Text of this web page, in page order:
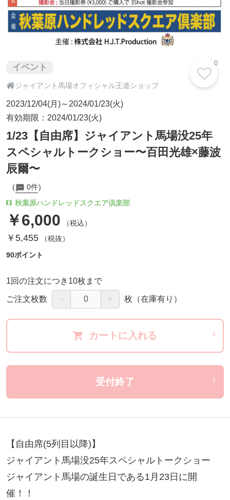
イベント
ジャイアント馬場オフィシャル王道ショップ
2023/12/04(月)～2024/01/23(火)
有効期限：2024/01/23(火)
1/23【自由席】ジャイアント馬場没25年
スペシャルトークショー〜百田光雄×藤波
辰爾〜
0件
秋葉原ハンドレッドスクエア倶楽部
￥6,000 （税込）
￥5,455（税抜）
90ポイント
1回の注文につき10枚まで
ご注文枚数 － ＋ 枚 （在庫有り）
カートに入れる
0
受付終了
【自由席(5列目以降)】
ジャイアント馬場没25年スペシャルトークショー
ジャイアント馬場の誕生日である1月23日に開
催！！